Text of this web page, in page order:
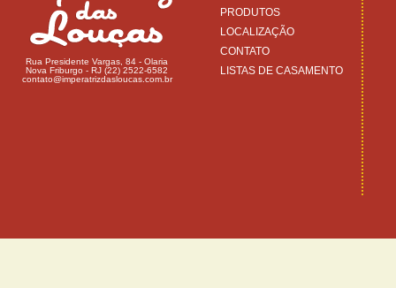
Rua Presidente Vargas, 84 - Olaria
Nova Friburgo - RJ (22) 2522-6582
contato@imperatrizdasloucas.com.br
PRODUTOS
LOCALIZAÇÃO
CONTATO
LISTAS DE CASAMENTO